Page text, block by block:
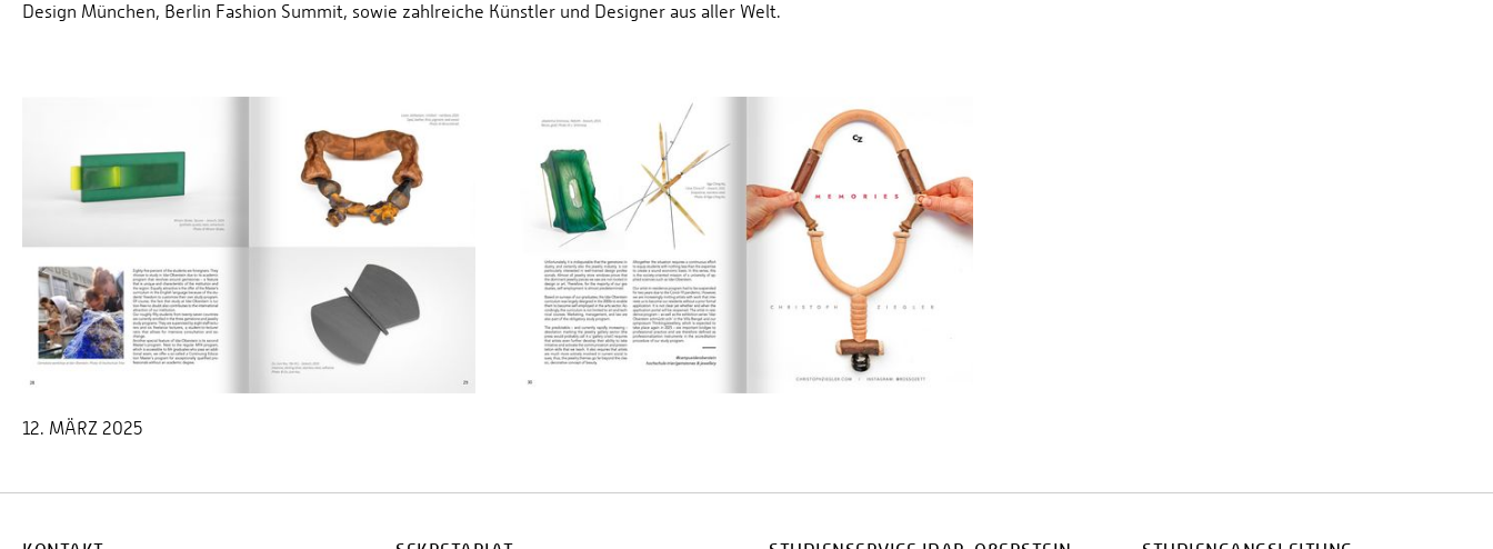
Design München, Berlin Fashion Summit, sowie zahlreiche Künstler und Designer aus aller Welt.
12. MÄRZ 2025